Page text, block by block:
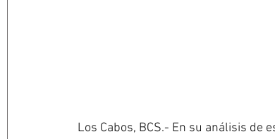
Los Cabos, BCS.- En su análisis de